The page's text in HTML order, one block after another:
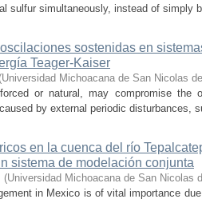
sulfur simultaneously, instead of simply
sostenidas en
Teager-Kaiser
(Universidad Michoacana de San Nicolas
or natural, may compromise the
by external periodic disturbances,
en la cuenca del río
sistema de modelación conjunta
(Universidad Michoacana de San Nicolas
in Mexico is of vital importance